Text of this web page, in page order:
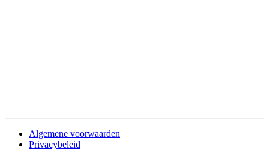
Algemene voorwaarden
Privacybeleid